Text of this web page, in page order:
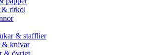
& ritkol
& stafflier
& knivar
& övrigt